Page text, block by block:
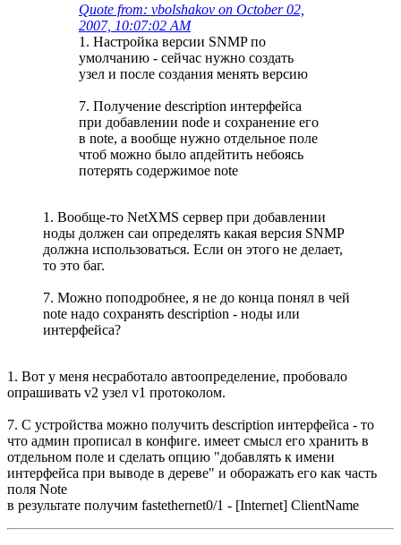
Quote from: vbolshakov on October 02,
2007, 10:07:02 AM
1. Настройка версии SNMP по
умолчанию - сейчас нужно создать
узел и после создания менять версию
7. Получение description интерфейса
при добавлении node и сохранение его
в note, а вообще нужно отдельное поле
чтоб можно было апдейтить небоясь
потерять содержимое note
1. Вообще-то NetXMS сервер при добавлении
ноды должен саи определять какая версия SNMP
должна использоваться. Если он этого не делает,
то это баг.
7. Можно поподробнее, я не до конца понял в чей
note надо сохранять description - ноды или
интерфейса?
1. Вот у меня несработало автоопределение, пробовало
опрашивать v2 узел v1 протоколом.
7. С устройства можно получить description интерфейса - то
что админ прописал в конфиге. имеет смысл его хранить в
отдельном поле и сделать опцию "добавлять к имени
интерфейса при выводе в дереве" и оборажать его как часть
поля Note
в результате получим fastethernet0/1 - [Internet] ClientName